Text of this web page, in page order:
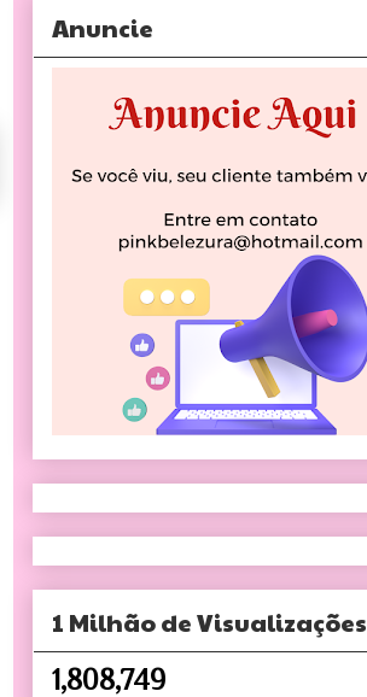
Anuncie
1 Milhão de Visualizações
1,808,749